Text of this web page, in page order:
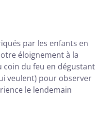
par les enfants en
éloignement à la
coin du feu en dégustant
veulent) pour observer
le lendemain